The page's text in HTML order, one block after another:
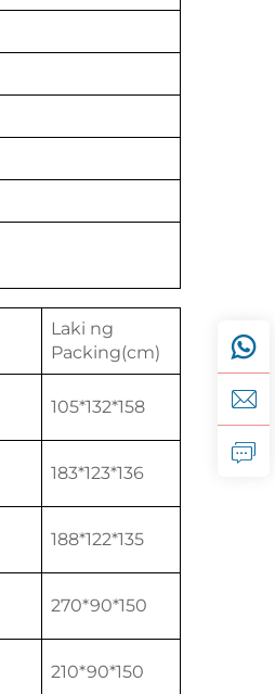
Laki ng
Packing(cm)
105*132*158
183*123*136
188*122*135
270*90*150
210*90*150